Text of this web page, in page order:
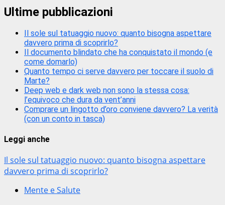
Ultime pubblicazioni
Il sole sul tatuaggio nuovo: quanto bisogna aspettare
davvero prima di scoprirlo?
Il documento blindato che ha conquistato il mondo (e
come domarlo)
Quanto tempo ci serve davvero per toccare il suolo di
Marte?
Deep web e dark web non sono la stessa cosa:
l’equivoco che dura da vent’anni
Comprare un lingotto d’oro conviene davvero? La verità
(con un conto in tasca)
Leggi anche
Il sole sul tatuaggio nuovo: quanto bisogna aspettare
davvero prima di scoprirlo?
Mente e Salute